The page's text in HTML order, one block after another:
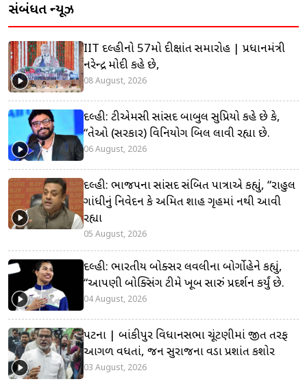
સંબંધિત ન્યૂઝ
IIT દિલ્હીનો 57મો દીક્ષાંત સમારોહ | પ્રધાનમંત્રી
નરેન્દ્ર મોદી કહે છે,
08 August, 2026
દિલ્હી: ટીએમસી સાંસદ બાબુલ સુપ્રિયો કહે છે કે,
“તેઓ (સરકાર) વિનિયોગ બિલ લાવી રહ્યા છે.
06 August, 2026
દિલ્હી: ભાજપના સાંસદ સંબિત પાત્રાએ કહ્યું, “રાહુલ
ગાંધીનું નિવેદન કે અમિત શાહ ગૃહમાં નથી આવી
રહ્યા
05 August, 2026
દિલ્હી: ભારતીય બોક્સર લવલીના બોર્ગોહેને કહ્યું,
“આપણી બોક્સિંગ ટીમે ખૂબ સારું પ્રદર્શન કર્યું છે.
04 August, 2026
પટના | બાંકીપુર વિધાનસભા ચૂંટણીમાં જીત તરફ
આગળ વધતાં, જન સુરાજના વડા પ્રશાંત કિશોર
03 August, 2026